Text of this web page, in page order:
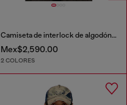
Camiseta de interlock de algodón con logo bordado
Mex$2,590.00
2 COLORES